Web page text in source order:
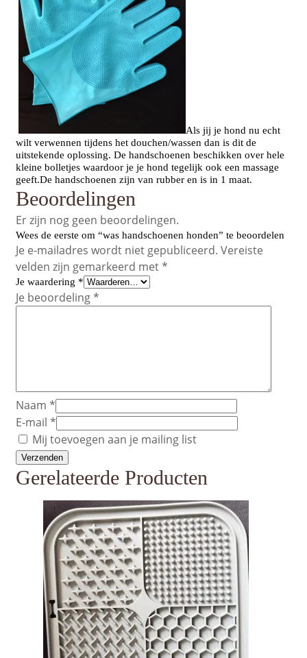
Als jij je hond nu echt
wilt verwennen tijdens het douchen/wassen dan is dit de
uitstekende oplossing. De handschoenen beschikken over hele
kleine bolletjes waardoor je je hond tegelijk ook een massage
geeft.De handschoenen zijn van rubber en is in 1 maat.
Beoordelingen
Er zijn nog geen beoordelingen.
Wees de eerste om “was handschoenen honden” te beoordelen
Je e-mailadres wordt niet gepubliceerd. Vereiste
velden zijn gemarkeerd met*
Je waardering *
Je beoordeling*
Naam *
E-mail *
Mij toevoegen aan je mailing list
Gerelateerde Producten